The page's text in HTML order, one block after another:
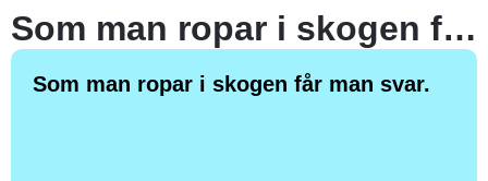
Som man ropar i skogen får man svar.
Som man ropar i skogen får man svar.